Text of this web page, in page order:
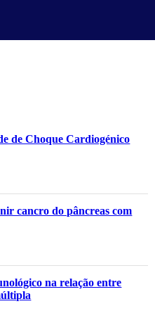
de Choque Cardiogénico
cancro do pâncreas com
na relação entre